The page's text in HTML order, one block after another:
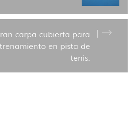
carpa cubierta para
en pista de
tenis.